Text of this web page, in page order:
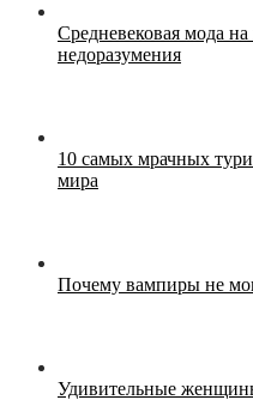
Средневековая мода
недоразумения
10 самых мрачных
мира
Почему вампиры не
Удивительные